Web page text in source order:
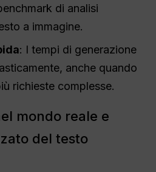
di analisi
a immagine.
: I tempi di generazione
anche quando
richieste complesse.
mondo reale e
del testo